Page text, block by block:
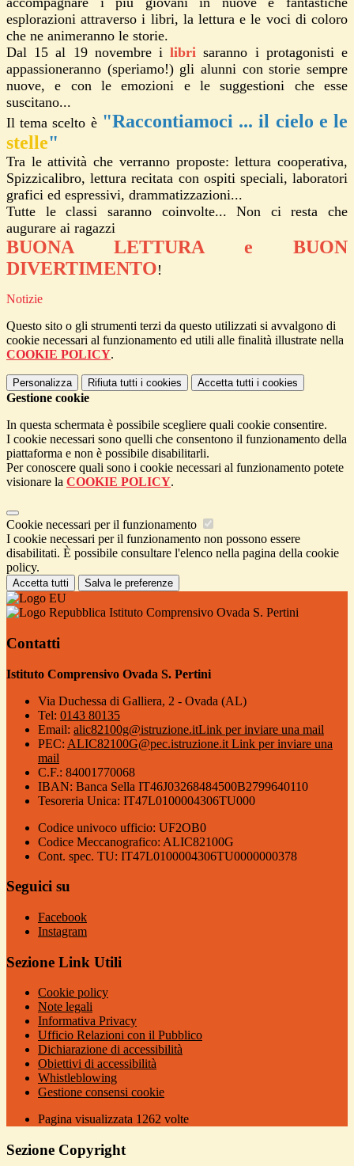
esplorazioni attraverso i libri, la lettura e le voci di coloro
che ne animeranno le storie.
Dal 15 al 19 novembre ilibri saranno i protagonisti e
appassioneranno (speriamo!) gli alunni con storie sempre
nuove, e con le emozioni e le suggestioni che esse
suscitano...
Il tema scelto è "Raccontiamoci ... il cielo e le
stelle"
Tra le attività che verranno proposte: lettura cooperativa,
Spizzicalibro, lettura recitata con ospiti speciali, laboratori
grafici ed espressivi, drammatizzazioni...
Tutte le classi saranno coinvolte... Non ci resta che
augurare ai ragazzi
BUONA LETTURA e BUON
DIVERTIMENTO!
Notizie
Questo sito o gli strumenti terzi da questo utilizzati si avvalgono di
cookie necessari al funzionamento ed utili alle finalità illustrate nella
COOKIE POLICY.
Personalizza Rifiuta tutti i cookies Accetta tutti i cookies
Gestione cookie
In questa schermata è possibile scegliere quali cookie consentire.
I cookie necessari sono quelli che consentono il funzionamento della
piattaforma e non è possibile disabilitarli.
Per conoscere quali sono i cookie necessari al funzionamento potete
visionare la COOKIE POLICY.
Cookie necessari per il funzionamento
I cookie necessari per il funzionamento non possono essere
disabilitati. È possibile consultare l'elenco nella pagina della cookie
policy.
Accetta tutti Salva le preferenze
Istituto Comprensivo Ovada S. Pertini
Contatti
Istituto Comprensivo Ovada S. Pertini
Via Duchessa di Galliera, 2 - Ovada (AL)
Tel: 0143 80135
Email: alic82100g@istruzione.itLink per inviare una mail
PEC: ALIC82100G@pec.istruzione.it Link per inviare una
mail
C.F.: 84001770068
IBAN: Banca Sella IT46J03268484500B2799640110
Tesoreria Unica: IT47L0100004306TU000
Codice univoco ufficio: UF2OB0
Codice Meccanografico: ALIC82100G
Cont. spec. TU: IT47L0100004306TU0000000378
Seguici su
Facebook
Instagram
Sezione Link Utili
Cookie policy
Note legali
Informativa Privacy
Ufficio Relazioni con il Pubblico
Dichiarazione di accessibilità
Obiettivi di accessibilità
Whistleblowing
Gestione consensi cookie
Pagina visualizzata 1262 volte
Sezione Copyright